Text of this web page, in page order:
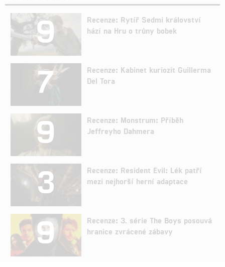
9
Recenze: Rytíř Sedmi království
hází na Hru o trůny bobek
7
Recenze: Kabinet kuriozit Guillerma
Del Tora
9
Recenze: Monstrum: Příběh
Jeffreyho Dahmera
3
Recenze: Resident Evil: Lék patří
mezi nejhorší herní adaptace
9
Recenze: 3. série The Boys posouvá
hranice zvrácené zábavy